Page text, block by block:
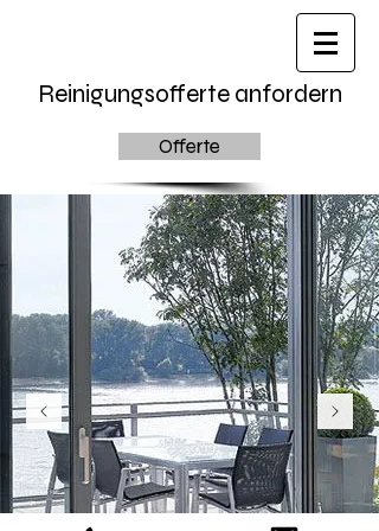
Reinigungsofferte anfordern
Offerte